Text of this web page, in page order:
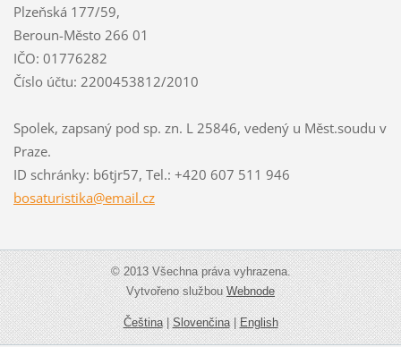
Plzeňská 177/59,
Beroun-Město 266 01
IČO: 01776282
Číslo účtu: 2200453812/2010
Spolek, zapsaný pod sp. zn. L 25846, vedený u Měst.soudu v
Praze.
ID schránky: b6tjr57, Tel.: +420 607 511 946
bosaturistika@email.cz
© 2013 Všechna práva vyhrazena.
Vytvořeno službouWebnode
Čeština|Slovenčina|English